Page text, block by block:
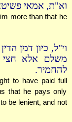
וא"ת, אמאי
more than that he
וי"ל, כיון דמן
משלם אלא חצי
להחמיר.
to have paid full
that he pays only
be lenient, and not